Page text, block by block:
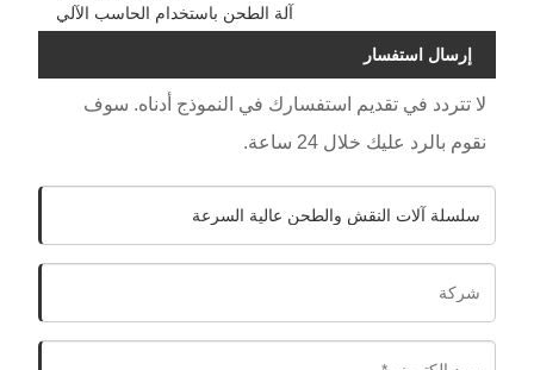
آلة الطحن باستخدام الحاسب الآلي
إرسال استفسار
لا تتردد في تقديم استفسارك في النموذج أدناه. سوف
نقوم بالرد عليك خلال 24 ساعة.